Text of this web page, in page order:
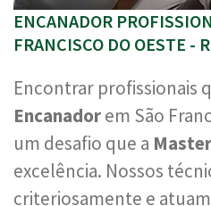
ENCANADOR
FRANCISCO DO OESTE -
Encontrar profissionais
Encanadorem São
um desafio que a
excelência. Nossos
criteriosamente e